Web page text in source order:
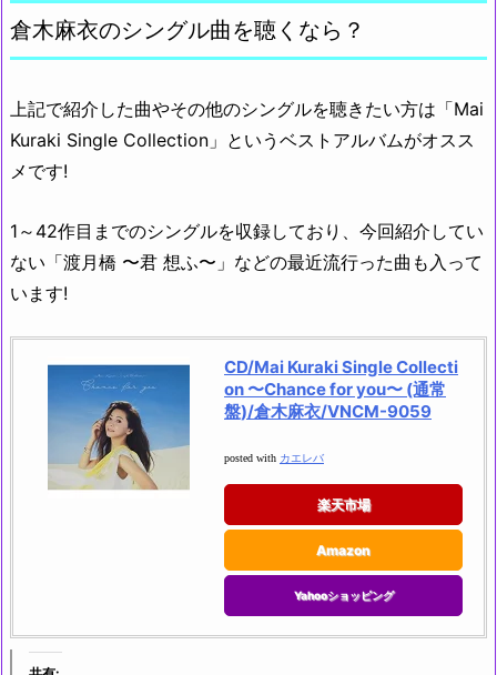
倉木麻衣のシングル曲を聴くなら？
上記で紹介した曲やその他のシングルを聴きたい方は「Mai
Kuraki Single Collection」というベストアルバムがオスス
メです!
1～42作目までのシングルを収録しており、今回紹介してい
ない「渡月橋 〜君 想ふ〜」などの最近流行った曲も入って
います!
CD/Mai Kuraki Single Collecti
on 〜Chance for you〜 (通常
盤)/倉木麻衣/VNCM-9059
posted with カエレバ
楽天市場
Amazon
Yahooショッピング